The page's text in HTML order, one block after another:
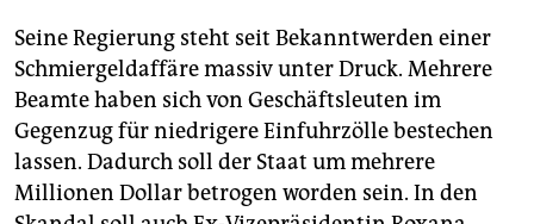
Seine Regierung steht seit Bekanntwerden einer
Schmiergeldaffäre massiv unter Druck. Mehrere
Beamte haben sich von Geschäftsleuten im
Gegenzug für niedrigere Einfuhrzölle bestechen
lassen. Dadurch soll der Staat um mehrere
Millionen Dollar betrogen worden sein. In den